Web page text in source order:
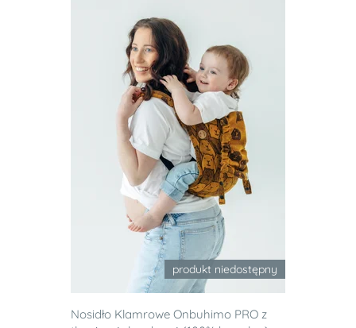
produkt niedostępny
Nosidło Klamrowe Onbuhimo PRO z